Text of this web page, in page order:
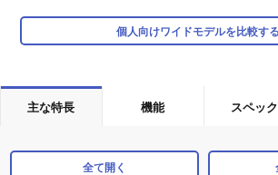
個人向けワイドモデルを比較する
主な特長 機能 スペック
全て開く